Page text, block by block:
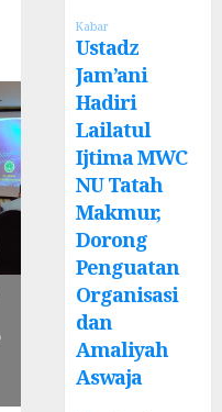
Kabar
Ustadz
Jam’ani
Hadiri
Lailatul
Ijtima MWC
NU Tatah
Makmur,
Dorong
Penguatan
Organisasi
dan
Amaliyah
Aswaja